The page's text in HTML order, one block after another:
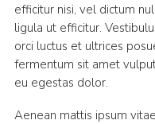
efficitur nisi, vel dictum
ligula ut efficitur.
orci luctus et ultrices
fermentum sit amet
eu egestas dolor.
Aenean mattis ipsum